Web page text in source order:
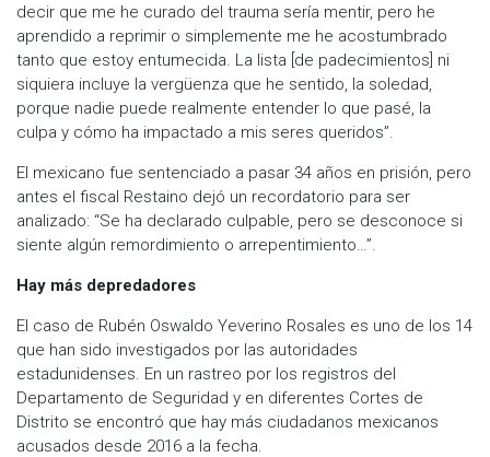
decir que me he curado del trauma sería mentir, pero he
aprendido a reprimir o simplemente me he acostumbrado
tanto que estoy entumecida. La lista [de padecimientos] ni
siquiera incluye la vergüenza que he sentido, la soledad,
porque nadie puede realmente entender lo que pasé, la
culpa y cómo ha impactado a mis seres queridos”.
El mexicano fue sentenciado a pasar 34 años en prisión, pero
antes el fiscal Restaino dejó un recordatorio para ser
analizado: “Se ha declarado culpable, pero se desconoce si
siente algún remordimiento o arrepentimiento…”.
​Hay más depredadores
El caso de Rubén Oswaldo Yeverino Rosales es uno de los 14
que han sido investigados por las autoridades
estadunidenses. En un rastreo por los registros del
Departamento de Seguridad y en diferentes Cortes de
Distrito se encontró que hay más ciudadanos mexicanos
acusados desde 2016 a la fecha.